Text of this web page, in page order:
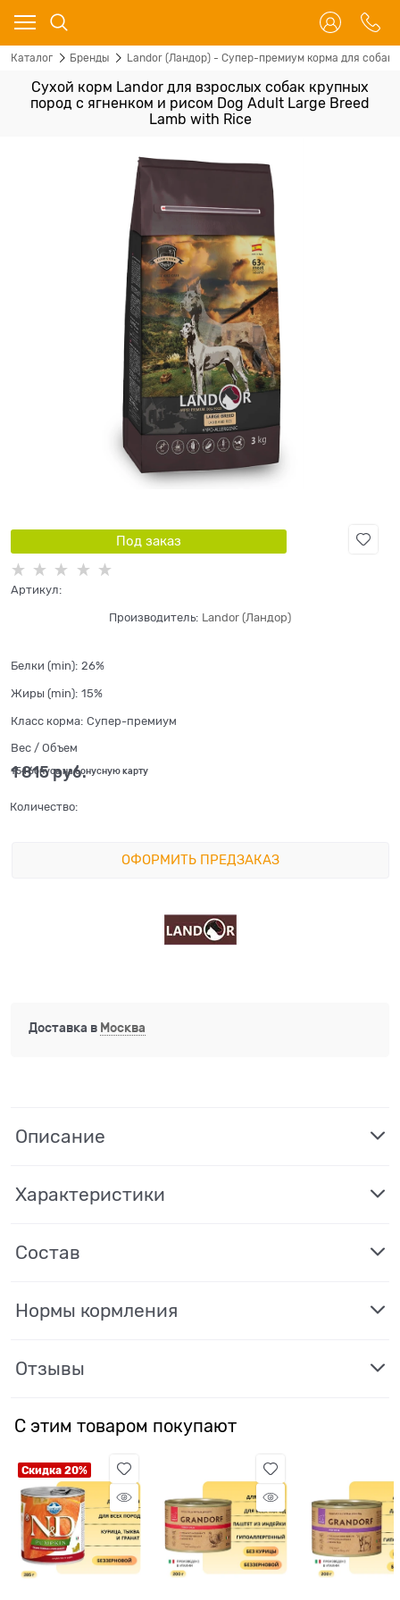
Каталог Бренды Landor (Ландор) - Супер-премиум корма для собак
Сухой корм Landor для взрослых собак крупных
пород с ягненком и рисом Dog Adult Large Breed
Lamb with Rice
Под заказ
Артикул:
Производитель: Landor (Ландор)
Белки (min): 26%
Жиры (min): 15%
Класс корма: Супер-премиум
Вес / Объем
1 815 руб.
+54 бонуса на бонусную карту
Количество:
ОФОРМИТЬ ПРЕДЗАКАЗ
Доставка в Москва
Описание
Характеристики
Состав
Нормы кормления
Отзывы
С этим товаром покупают
Скидка 20%